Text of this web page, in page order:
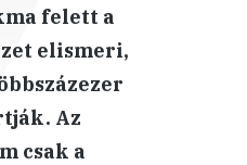
felett a
elismeri,
Az
csak a